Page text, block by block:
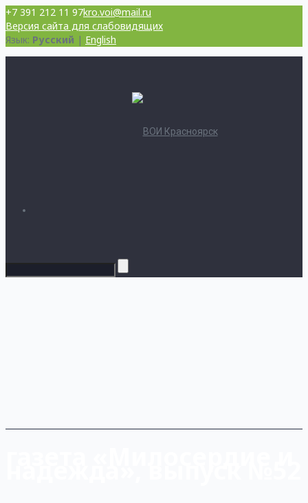
+7 391 212 11 97kro.voi@mail.ru
Версия сайта для слабовидящих
Язык: Русский | English